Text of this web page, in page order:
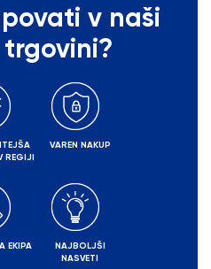
v naši
REGIJI
VAREN NAKUP
EKIPA
NAJBOLJŠI
NASVETI